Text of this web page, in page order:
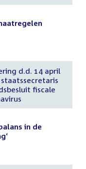
d.d. 14 april
fiscale
in de